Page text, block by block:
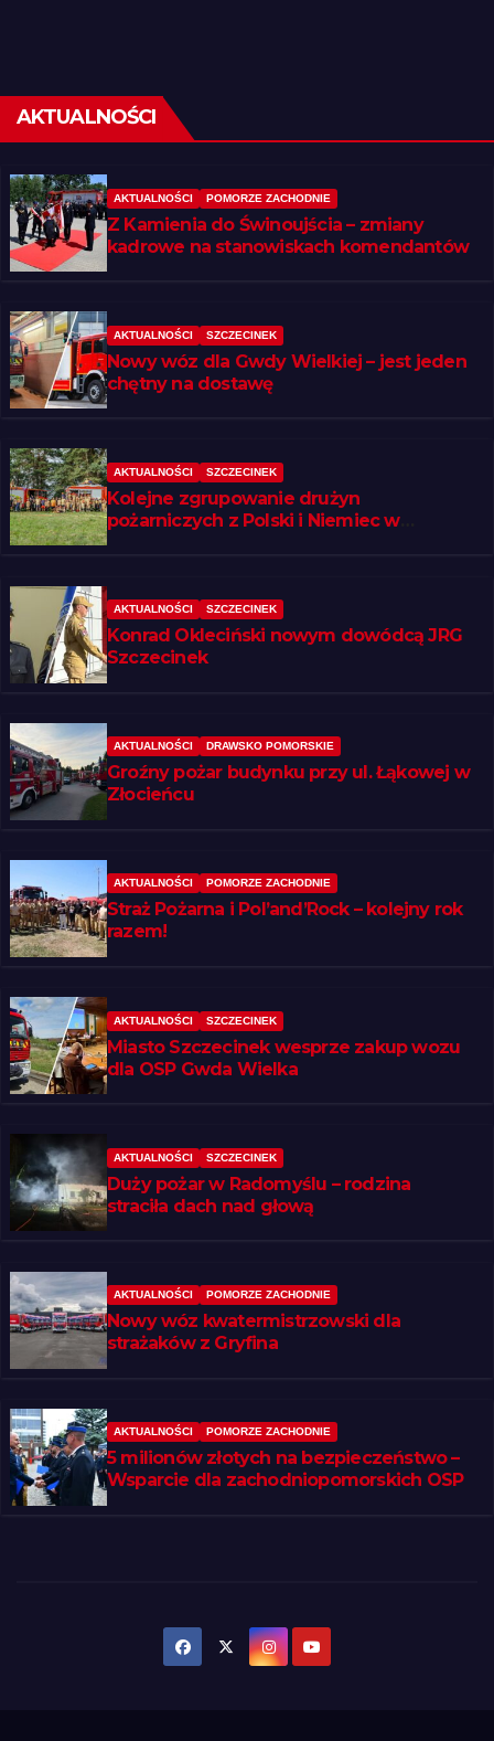
AKTUALNOŚCI
AKTUALNOŚCI POMORZE ZACHODNIE
Z Kamienia do Świnoujścia – zmiany
kadrowe na stanowiskach komendantów
AKTUALNOŚCI SZCZECINEK
Nowy wóz dla Gwdy Wielkiej – jest jeden
chętny na dostawę
AKTUALNOŚCI SZCZECINEK
Kolejne zgrupowanie drużyn
pożarniczych z Polski i Niemiec w
AKTUALNOŚCI SZCZECINEK
Konrad Okleciński nowym dowódcą JRG
Szczecinek
AKTUALNOŚCI DRAWSKO POMORSKIE
Groźny pożar budynku przy ul. Łąkowej w
Złocieńcu
AKTUALNOŚCI POMORZE ZACHODNIE
Straż Pożarna i Pol’and’Rock – kolejny rok
razem!
AKTUALNOŚCI SZCZECINEK
Miasto Szczecinek wesprze zakup wozu
dla OSP Gwda Wielka
AKTUALNOŚCI SZCZECINEK
Duży pożar w Radomyślu – rodzina
straciła dach nad głową
AKTUALNOŚCI POMORZE ZACHODNIE
Nowy wóz kwatermistrzowski dla
strażaków z Gryfina
AKTUALNOŚCI POMORZE ZACHODNIE
5 milionów złotych na bezpieczeństwo –
Wsparcie dla zachodniopomorskich OSP